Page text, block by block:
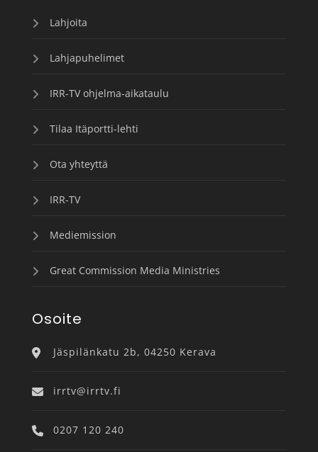
Lahjoita
Lahjapuhelimet
IRR-TV ohjelma-aikataulu
Tilaa Itäportti-lehti
Ota yhteyttä
IRR-TV
Mediemission
Great Commission Media Ministries
Osoite
Jäspilänkatu 2b, 04250 Kerava
irrtv@irrtv.fi
0207 120 240